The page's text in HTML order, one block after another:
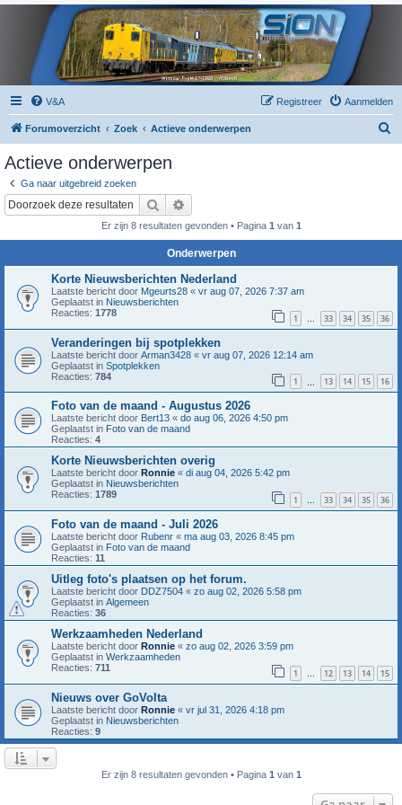
V&A Aanmelden
Registreer
Forumoverzicht Zoek Actieve onderwerpen
Actieve onderwerpen
Ga naar uitgebreid zoeken
Zoek
Er zijn 8 resultaten gevonden • Pagina 1 van 1
Onderwerpen
Korte Nieuwsberichten Nederland
Laatste bericht door Mgeurts28 « vr aug 07, 2026 7:37 am
Geplaatst in Nieuwsberichten
Reacties: 1778 1 … 33 34 35 36
Veranderingen bij spotplekken
Laatste bericht door Arman3428 « vr aug 07, 2026 12:14 am
Geplaatst in Spotplekken
Reacties: 784 1 13 14 15 16
Foto van de maand - Augustus 2026
Laatste bericht door Bert13 « do aug 06, 2026 4:50 pm
Geplaatst in Foto van de maand
Reacties: 4
Korte Nieuwsberichten overig
Laatste bericht door Ronnie « di aug 04, 2026 5:42 pm
Geplaatst in Nieuwsberichten
Reacties: 1789 1 … 33 34 35 36
Foto van de maand - Juli 2026
Laatste bericht door Rubenr « ma aug 03, 2026 8:45 pm
Geplaatst in Foto van de maand
Reacties: 11
Uitleg foto's plaatsen op het forum.
Laatste bericht door DDZ7504 « zo aug 02, 2026 5:58 pm
Geplaatst in Algemeen
Reacties: 36
Werkzaamheden Nederland
Laatste bericht door Ronnie « zo aug 02, 2026 3:59 pm
Geplaatst in Werkzaamheden
Reacties: 711 1 … 12 13 14 15
Nieuws over GoVolta
Laatste bericht door Ronnie « vr jul 31, 2026 4:18 pm
Geplaatst in Nieuwsberichten
Reacties: 9
Er zijn 8 resultaten gevonden • Pagina 1 van 1